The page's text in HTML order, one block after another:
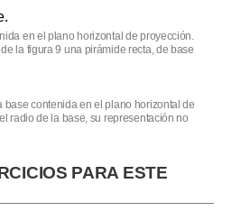
en el plano horizontal de proyección.
la figura 9 una pirámide recta, de base
base contenida en el plano horizontal de
radio de la base, su representación no
PARA ESTE